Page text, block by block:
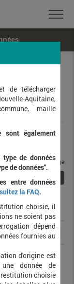
taxons / page
gris-de-lin (La)
de télécharger
Aquitaine,
maille
sont également
de données
de données".
entre données
la FAQ.
choisie, il
ne soient pas
dépend
fournies au
d'origine est
donnée de
choisie